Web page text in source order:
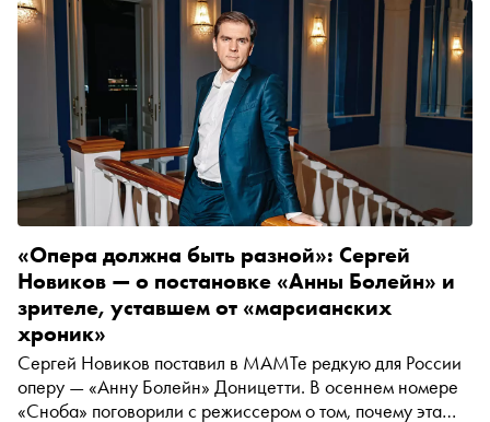
«Опера должна быть разной»: Сергей
Новиков — о постановке «Анны Болейн» и
зрителе, уставшем от «марсианских
хроник»
Сергей Новиков поставил в МАМТе редкую для России
оперу — «Анну Болейн» Доницетти. В осеннем номере
«Сноба» поговорили с режиссером о том, почему эта